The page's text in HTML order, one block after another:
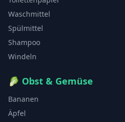
Waschmittel
Spülmittel
Shampoo
Windeln
🥬 Obst & Gemüse
Bananen
Äpfel